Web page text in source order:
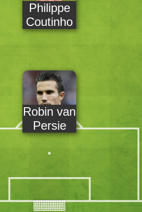
Philippe
Coutinho
Robin van
Persie